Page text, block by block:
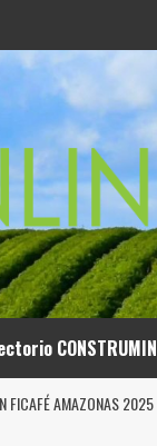
CONSTRUMIN
FICAFÉ AMAZONAS 2025